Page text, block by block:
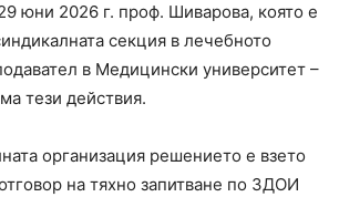
юни 2026 г. проф. Шиварова, която е
секция в лечебното
в Медицински университет –
тези действия.
организация решението е взето
на тяхно запитване по ЗДОИ